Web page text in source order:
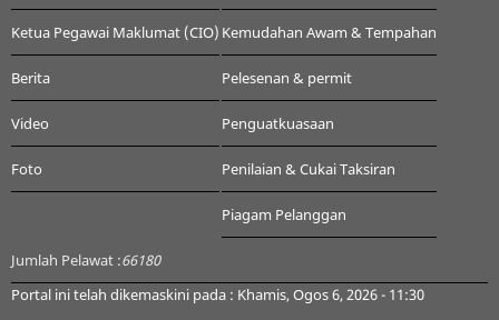
Ketua Pegawai Maklumat (CIO)
Berita
Video
Foto
Kemudahan Awam & Tempahan
Pelesenan & permit
Penguatkuasaan
Penilaian & Cukai Taksiran
Piagam Pelanggan
Jumlah Pelawat :66180
Portal ini telah dikemaskini pada : Khamis, Ogos 6, 2026 - 11:30